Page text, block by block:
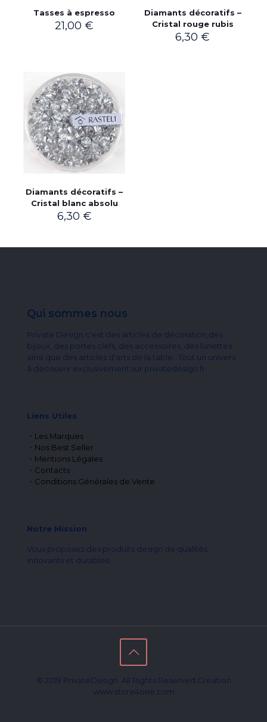
Tasses à espresso
21,00€
Diamants décoratifs –
Cristal rouge rubis
6,30€
Diamants décoratifs –
Cristal blanc absolu
6,30 €
Qui sommes nous
Private Design c'est des articles de décoration,des
bijoux, des portes clefs, des accessoires, des lunettes
ainsi que des articles d'arts de la table...Tout un univers
à découvrir exclusivement sur privatedesign.fr
Liens Utiles
Les Marques
Nos Best Seller
Mentions Légales
Contacts
Conditions Générales de Vente
Notre Mission
Vous proposez des produits design de qualités,
innovants et durables.
© 2019 PrivateDesign. All Rights Reserved.Création
www.store4one.com